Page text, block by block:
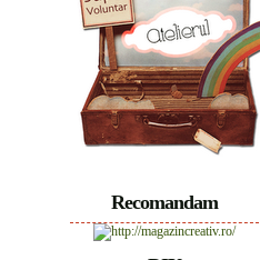
Recomandam